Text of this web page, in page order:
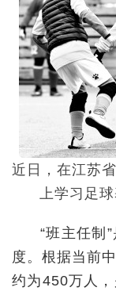
近日，在江苏
上学习足
“班主任制
度。根据当前
约为450万人